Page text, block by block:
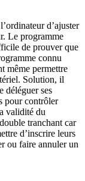
d’ajuster
Le programme
de prouver que
connu
même permettre
Solution, il
déléguer ses
pour contrôler
validité du
tranchant car
d’inscrire leurs
ou faire annuler un